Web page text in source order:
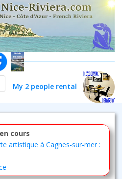
My 2 people rental
NAVIGATION
cours
artistique à Cagnes-sur-mer :